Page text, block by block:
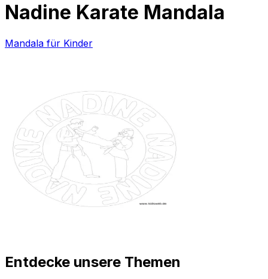
Nadine Karate Mandala
Mandala für Kinder
Entdecke unsere Themen